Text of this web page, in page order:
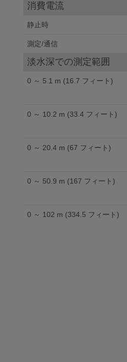
消費電流
静止時
測定/通信
淡水深での測定範囲
0 ～ 5.1 m (16.7 フィート)
0 ～ 10.2 m (33.4 フィート)
0 ～ 20.4 m (67 フィート)
0 ～ 50.9 m (167 フィート)
0 ～ 102 m (334.5 フィート)